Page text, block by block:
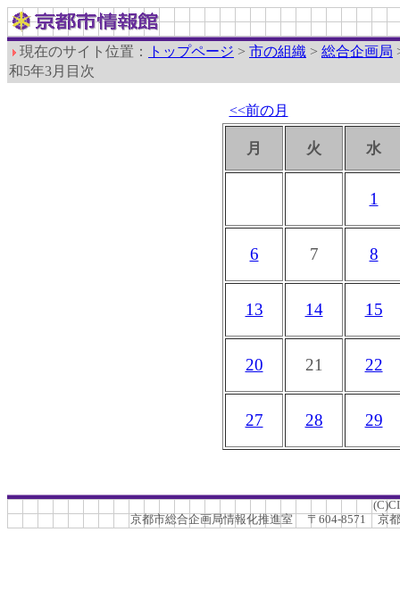
現在のサイト位置： トップページ > 市の組織 > 総合企画局
和5年3月目次
<<前の月
月 火 水
1
6 7 8
13 14 15
20 21 22
27 28 29
京都市総合企画局情報化推進室 〒604-8571 京